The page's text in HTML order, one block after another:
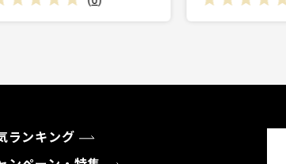
ランキング